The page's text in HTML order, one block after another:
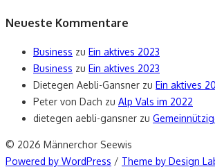
Neueste Kommentare
Business zu Ein aktives 2023
Business zu Ein aktives 2023
Dietegen Aebli-Gansner zu Ein aktives
Peter von Dach zu Alp Vals im 2022
dietegen aebli-gansner zu
© 2026 Männerchor Seewis
Powered by WordPress / Theme by Design